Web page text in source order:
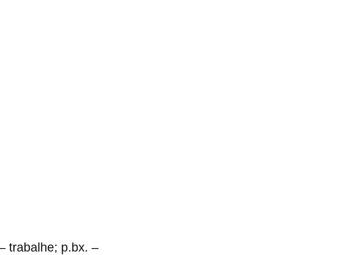
trabalhe; p.bx. –